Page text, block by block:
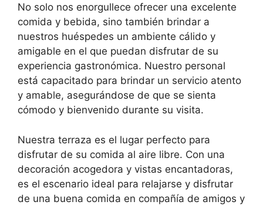
No solo nos enorgullece ofrecer una excelente
comida y bebida, sino también brindar a
nuestros huéspedes un ambiente cálido y
amigable en el que puedan disfrutar de su
experiencia gastronómica. Nuestro personal
está capacitado para brindar un servicio atento
y amable, asegurándose de que se sienta
cómodo y bienvenido durante su visita.
Nuestra terraza es el lugar perfecto para
disfrutar de su comida al aire libre. Con una
decoración acogedora y vistas encantadoras,
es el escenario ideal para relajarse y disfrutar
de una buena comida en compañía de amigos y